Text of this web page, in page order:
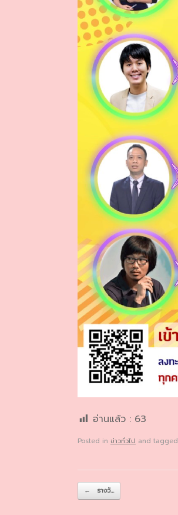
อ่านแล้ว : 63
Posted in ข่าวทั่วไป and tagged
Post navigation
← รางวั…